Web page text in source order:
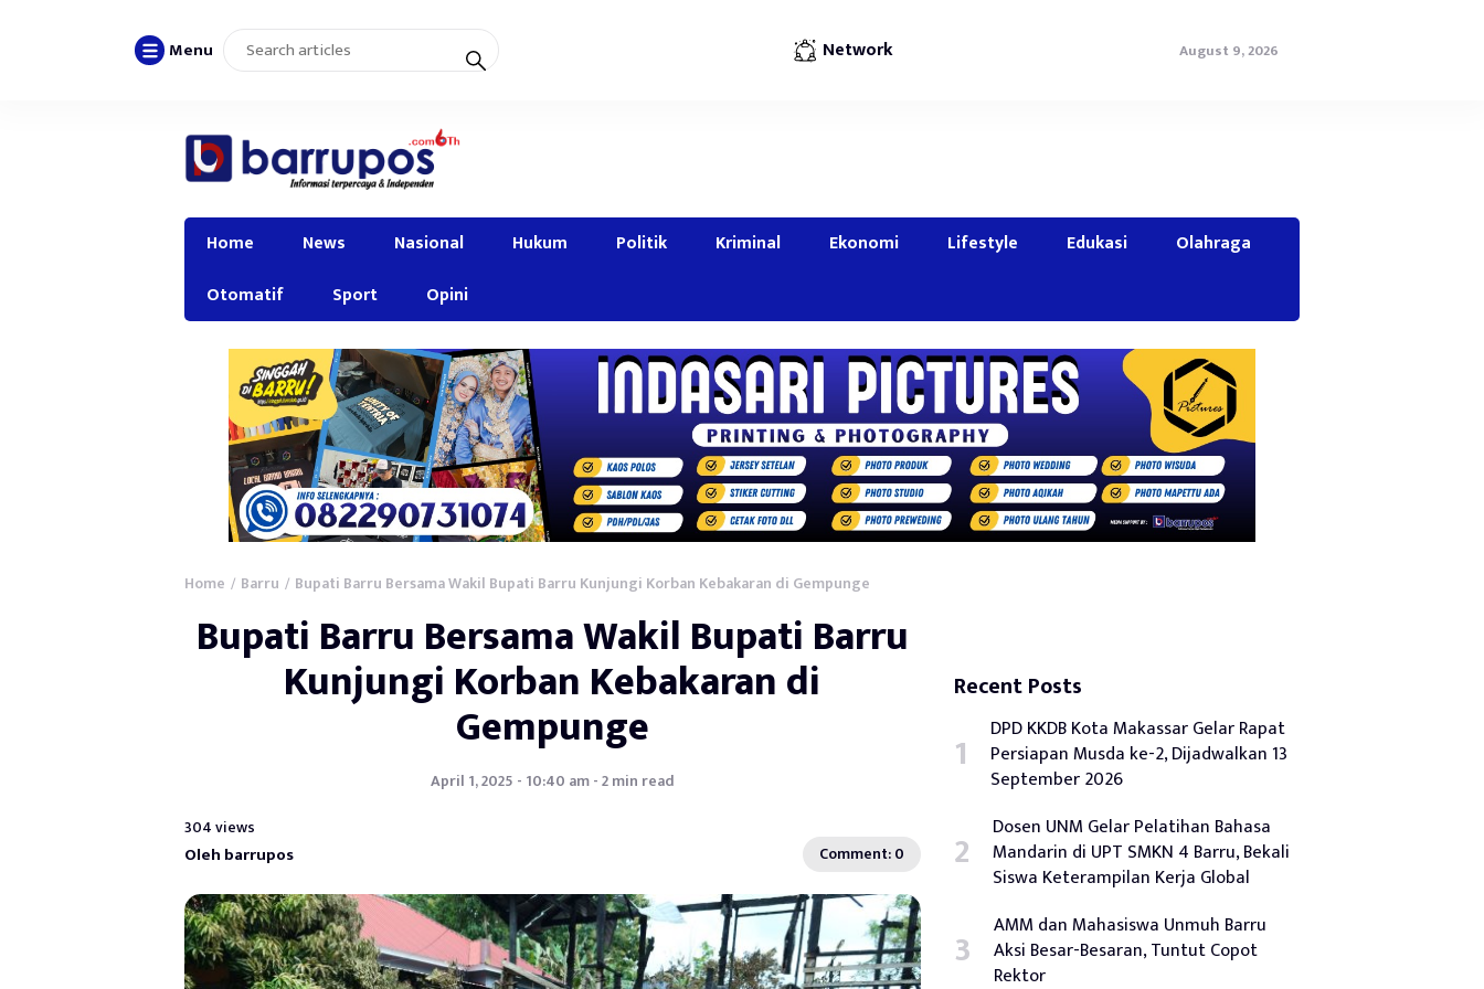
Menu Network August 9, 2026
Home News Nasional Hukum Politik Kriminal Ekonomi Lifestyle Edukasi
Olahraga
Otomatif
Sport Opini
Home / Barru / Bupati Barru Bersama Wakil Bupati Barru Kunjungi Korban Kebakaran di Gempunge
Bupati Barru Bersama Wakil Bupati Barru
Kunjungi Korban Kebakaran di
Gempunge
April 1, 2025 - 10:40 am - 2 min read
304 views
Oleh barrupos Comment: 0
Recent Posts
DPD KKDB Kota Makassar Gelar Rapat
Persiapan Musda ke-2, Dijadwalkan 13
September 2026
Dosen UNM Gelar Pelatihan Bahasa
Mandarin di UPT SMKN 4 Barru, Bekali
Siswa Keterampilan Kerja Global
AMM dan Mahasiswa Unmuh Barru
Aksi Besar-Besaran, Tuntut Copot
Rektor